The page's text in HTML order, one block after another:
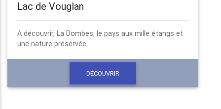
Lac de Vouglan
A découvrir, La Dombes, le pays aux mille étangs et
une nature préservée.
DÉCOUVRIR